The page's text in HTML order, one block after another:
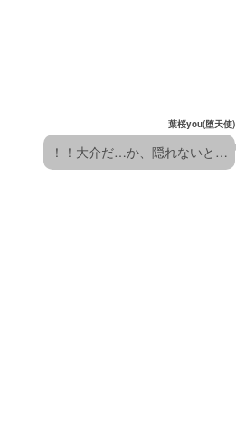
葉桜you(堕天使)
！！大介だ…か、隠れないと…